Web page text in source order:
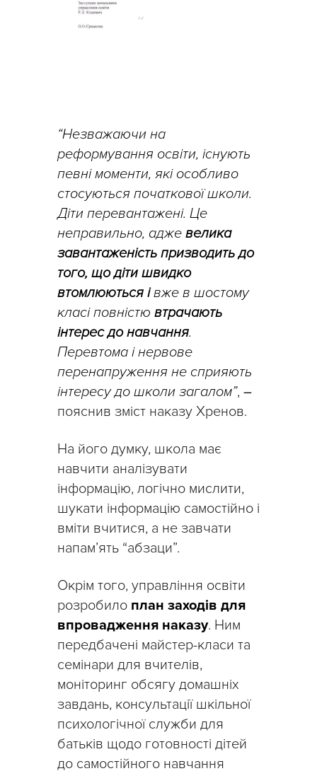
“Незважаючи на
реформування освіти, існують
певні моменти, які особливо
стосуються початкової школи.
Діти перевантажені. Це
неправильно, адже велика
завантаженість призводить до
того, що діти швидко
втомлюються івже в шостому
класі повністю втрачають
інтерес до навчання.
Перевтома і нервове
перенапруження не сприяють
інтересу до школи загалом”, –
пояснив зміст наказу Хренов.
На його думку, школа має
навчити аналізувати
інформацію, логічно мислити,
шукати інформацію самостійно і
вміти вчитися, а не завчати
напам’ять “абзаци”.
Окрім того, управління освіти
розробило план заходів для
впровадження наказу. Ним
передбачені майстер-класи та
семінари для вчителів,
моніторинг обсягу домашніх
завдань, консультації шкільної
психологічної служби для
батьків щодо готовності дітей
до самостійного навчання